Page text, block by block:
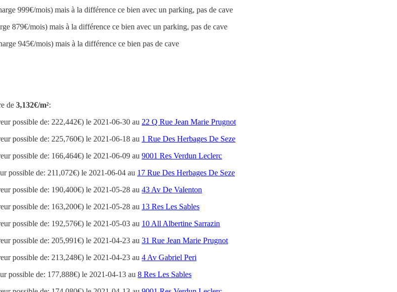
999€/mois) mais à la différence ce bien avec un parking, pas de cave
879€/mois) mais à la différence ce bien avec un parking, pas de cave
945€/mois) mais à la différence ce bien pas de cave
de 3,132€/m²:
possible de: 222,442€) le 2021-06-30 au 22 Q Rue Jean Marie Prugnot
possible de: 225,760€) le 2021-06-18 au 1 Rue Des Herbages De Seze
possible de: 166,464€) le 2021-06-09 au 9001 Res Verdun Leclerc
possible de: 211,072€) le 2021-06-04 au 17 Rue Des Herbages De Seze
possible de: 190,400€) le 2021-05-28 au 43 Av De Valenton
possible de: 163,200€) le 2021-05-28 au 13 Res Les Sables
possible de: 192,576€) le 2021-05-03 au 10 All Albertine Sarrazin
possible de: 205,991€) le 2021-04-23 au 31 Rue Jean Marie Prugnot
possible de: 213,248€) le 2021-04-23 au 4 Av Gabriel Peri
possible de: 177,888€) le 2021-04-13 au 8 Res Les Sables